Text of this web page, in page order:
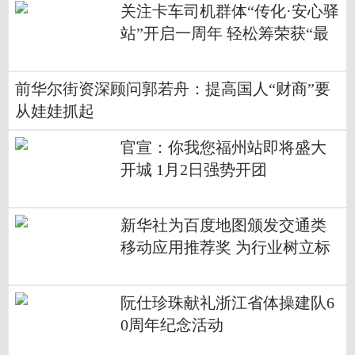
关注卡车司机群体“传化·安心驿
站”开启一周年 轻松筹荣获“最
前华尔街资深顾问郭若舟：提高国人“财商”要
从娃娃抓起
官宣：你我您福州站即将盛大
开城 1月2日强势开团
新华社为百度地图颁发交通类
移动应用推荐奖 为行业树立标
阮仕珍珠献礼浙江省体操建队6
0周年纪念活动